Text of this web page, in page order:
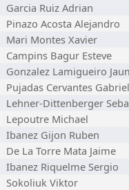
Garcia Ruiz Adrian
Pinazo Acosta Alejandro
Mari Montes Xavier
Campins Bagur Esteve
Gonzalez Lamigueiro
Pujadas Cervantes
Lehner-Dittenberger
Lepoutre Michael
Ibanez Gijon Ruben
De La Torre Mata Jaime
Ibanez Riquelme Sergio
Sokoliuk Viktor